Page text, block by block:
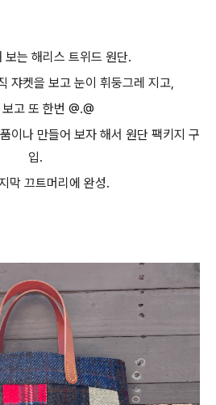
보는 해리스 트위드 원단.
쟈켓을 보고 눈이 휘둥그레 지고,
고 또 한번 @.@
이나 만들어 보자 해서 원단 팩키지 구
입.
막 끄트머리에 완성.